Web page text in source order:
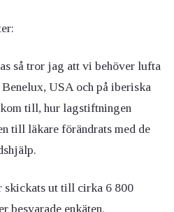
så tror jag att vi behöver lufta
USA och på iberiska
till, hur lagstiftningen
till läkare förändrats med de
skickats ut till cirka 6 800
besvarade enkäten.